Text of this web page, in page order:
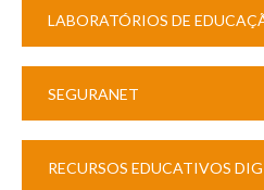
LABORATÓRIOS DE
SEGURANET
RECURSOS EDUCATIVOS